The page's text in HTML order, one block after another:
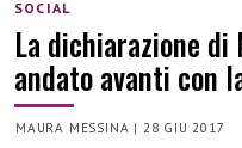
SOCIAL
La dichiarazione di
andato avanti con
MAURA MESSINA | 28 GIU 2017